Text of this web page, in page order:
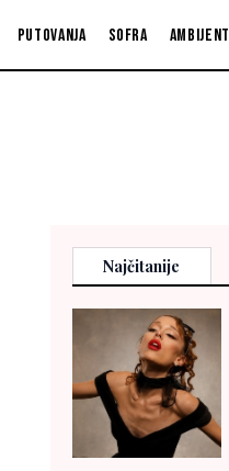
Putovanja Sofra Ambijent
Najčitanije